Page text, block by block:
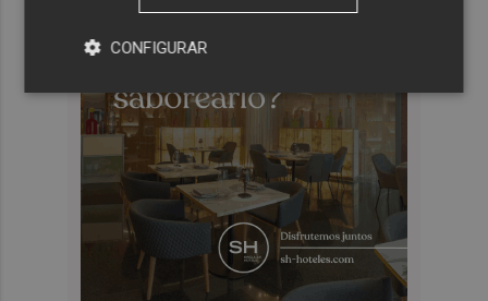
CONFIGURAR